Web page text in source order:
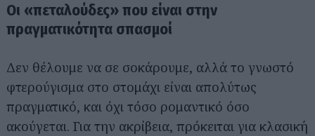
Οι «πεταλούδες» που είναι στην
πραγματικότητα σπασμοί
Δεν θέλουμε να σε σοκάρουμε, αλλά το γνωστό
φτερούγισμα στο στομάχι είναι απολύτως
πραγματικό, και όχι τόσο ρομαντικό όσο
ακούγεται. Για την ακρίβεια, πρόκειται για κλασική